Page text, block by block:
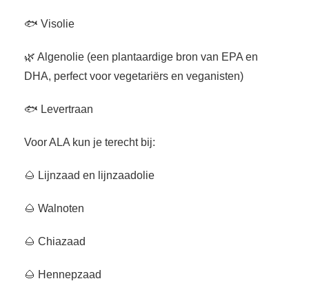
🐟 Visolie
🌿 Algenolie (een plantaardige bron van EPA en
DHA, perfect voor vegetariërs en veganisten)
🐟 Levertraan
Voor ALA kun je terecht bij:
🌰 Lijnzaad en lijnzaadolie
🌰 Walnoten
🌰 Chiazaad
🌰 Hennepzaad